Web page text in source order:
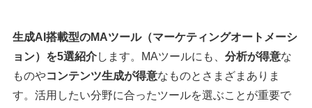
生成AI搭載型のMAツール（マーケティングオートメーシ
ョン）を5選紹介します。MAツールにも、 分析が得意な
ものやコンテンツ生成が得意なものとさまざまありま
す。活用したい分野に合ったツールを選ぶことが重要で